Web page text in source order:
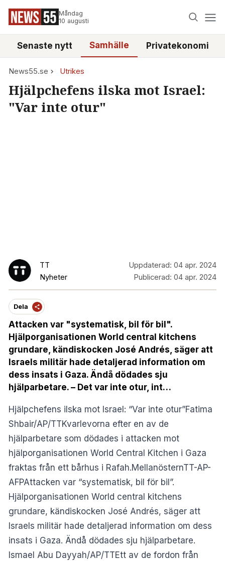
Måndag
10 augusti
Senaste nytt Samhälle Privatekonomi
News55.se Utrikes
Hjälpchefens ilska mot Israel:
"Var inte otur"
TT
Nyheter
Uppdaterad: 04 apr. 2024
Publicerad: 04 apr. 2024
Dela
Attacken var "systematisk, bil för bil".
Hjälporganisationen World central kitchens
grundare, kändiskocken José Andrés, säger att
Israels militär hade detaljerad information om
dess insats i Gaza. Ändå dödades sju
hjälparbetare. – Det var inte otur, int…
Hjälpchefens ilska mot Israel: “Var inte otur”Fatima
Shbair/AP/TTKvarlevorna efter en av de
hjälparbetare som dödades i attacken mot
hjälporganisationen World Central Kitchen i Gaza
fraktas från ett bårhus i Rafah.MellanösternTT-AP-
AFPAttacken var “systematisk, bil för bil”.
Hjälporganisationen World central kitchens
grundare, kändiskocken José Andrés, säger att
Israels militär hade detaljerad information om dess
insats i Gaza. Ändå dödades sju hjälparbetare.
Ismael Abu Dayyah/AP/TTEtt av de fordon från